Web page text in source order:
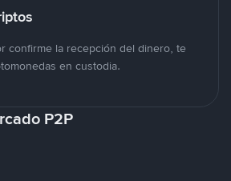
confirme la recepción del dinero, te
en custodia.
P2P